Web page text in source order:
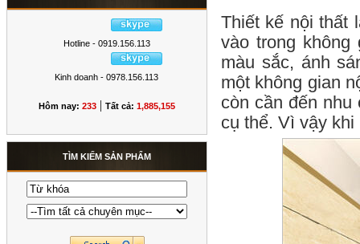
Hotline - 0919.156.113
Kinh doanh - 0978.156.113
Hôm nay: 233 | Tất cả: 1,885,155
TÌM KIẾM SẢN PHẨM
Thiết kế nội thất
vào trong không
màu sắc, ánh
một không gian
còn cần đến
cụ thể. Vì vậy